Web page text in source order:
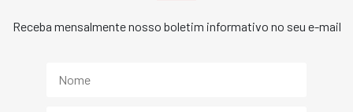
Receba mensalmente nosso boletim informativo no seu e-mail